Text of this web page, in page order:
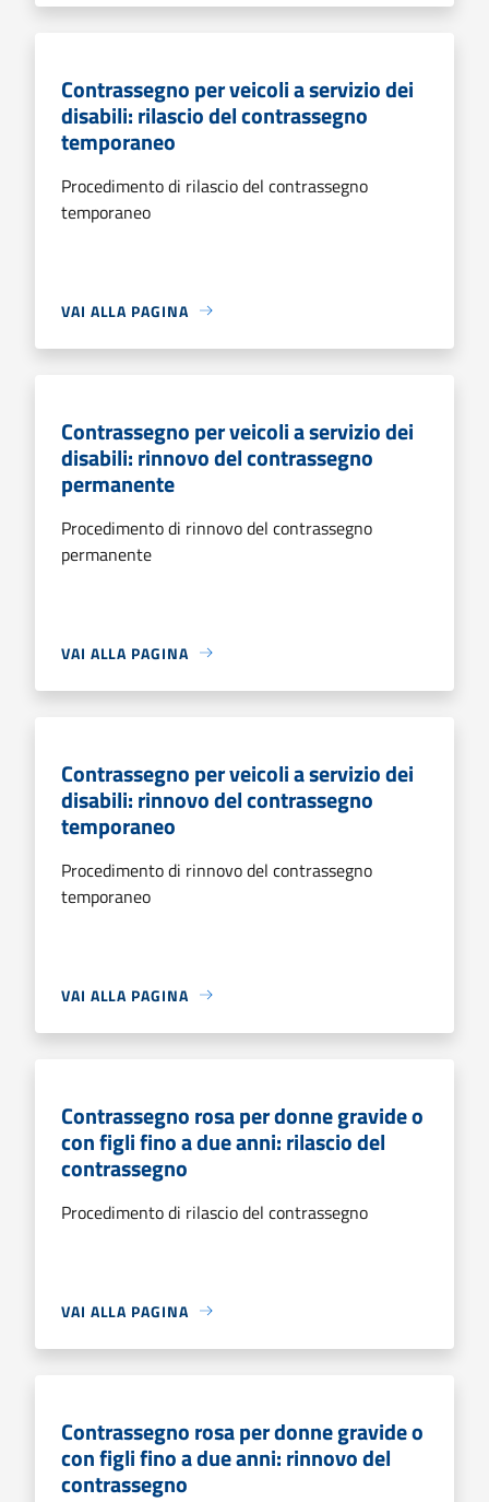
Contrassegno per veicoli a servizio dei
disabili: rilascio del contrassegno
temporaneo
Procedimento di rilascio del contrassegno
temporaneo
VAI ALLA PAGINA
Contrassegno per veicoli a servizio dei
disabili: rinnovo del contrassegno
permanente
Procedimento di rinnovo del contrassegno
permanente
VAI ALLA PAGINA
Contrassegno per veicoli a servizio dei
disabili: rinnovo del contrassegno
temporaneo
Procedimento di rinnovo del contrassegno
temporaneo
VAI ALLA PAGINA
Contrassegno rosa per donne gravide o
con figli fino a due anni: rilascio del
contrassegno
Procedimento di rilascio del contrassegno
VAI ALLA PAGINA
Contrassegno rosa per donne gravide o
con figli fino a due anni: rinnovo del
contrassegno